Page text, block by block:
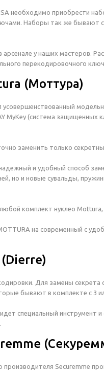
необходимо приобрести
Наборы так же бывают
арсенале у наших мастеров.
перекодировочного
(Моттура)
усовершенствованный
MyKey (система защищенных
заменить только
и удобный способ
но и новые сувальды,
комплект нуклео
на современный с
Для замены секрета
бывают в комплекте с 3
специальный инструмент
Securemme